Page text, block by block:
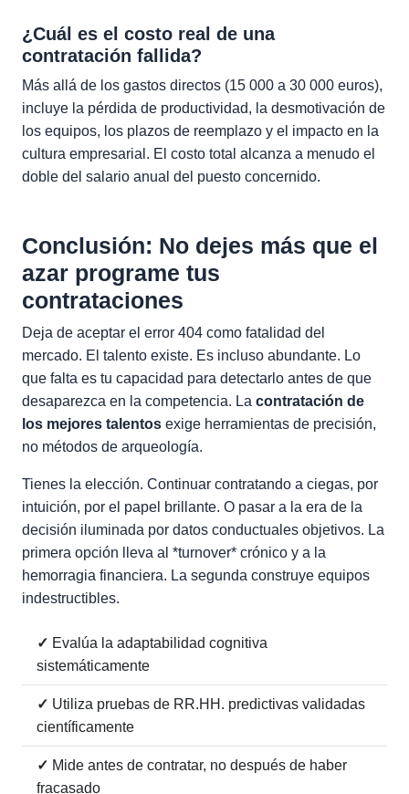
¿Cuál es el costo real de una
contratación fallida?
Más allá de los gastos directos (15 000 a 30 000 euros),
incluye la pérdida de productividad, la desmotivación de
los equipos, los plazos de reemplazo y el impacto en la
cultura empresarial. El costo total alcanza a menudo el
doble del salario anual del puesto concernido.
Conclusión: No dejes más que el
azar programe tus
contrataciones
Deja de aceptar el error 404 como fatalidad del
mercado. El talento existe. Es incluso abundante. Lo
que falta es tu capacidad para detectarlo antes de que
desaparezca en la competencia. La contratación de
los mejores talentos exige herramientas de precisión,
no métodos de arqueología.
Tienes la elección. Continuar contratando a ciegas, por
intuición, por el papel brillante. O pasar a la era de la
decisión iluminada por datos conductuales objetivos. La
primera opción lleva al *turnover* crónico y a la
hemorragia financiera. La segunda construye equipos
indestructibles.
✓ Evalúa la adaptabilidad cognitiva
sistemáticamente
✓ Utiliza pruebas de RR.HH. predictivas validadas
científicamente
✓ Mide antes de contratar, no después de haber
fracasado